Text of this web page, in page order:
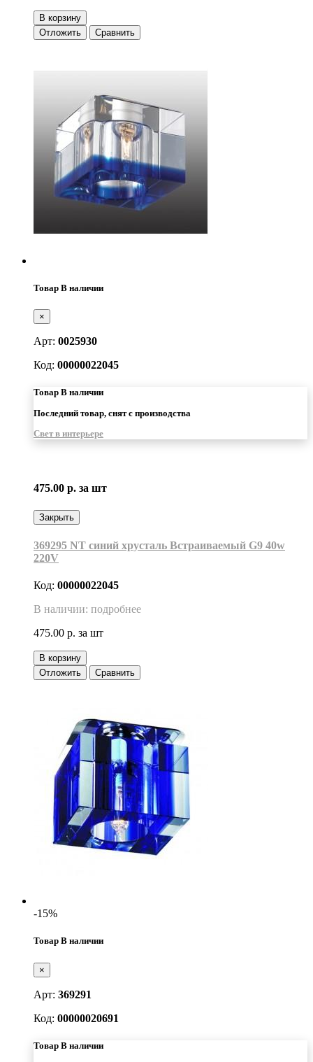
В корзину
Отложить
Сравнить
Товар В наличии
×
Арт: 0025930
Код: 00000022045
Товар В наличии
Последний товар, снят с производства
Свет в интерьере
475.00 р. за шт
Закрыть
369295 NT синий хрусталь Встраиваемый G9 40w
220V
Код: 00000022045
В наличии: подробнее
475.00 р. за шт
В корзину
Отложить
Сравнить
-15%
Товар В наличии
×
Арт: 369291
Код: 00000020691
Товар В наличии